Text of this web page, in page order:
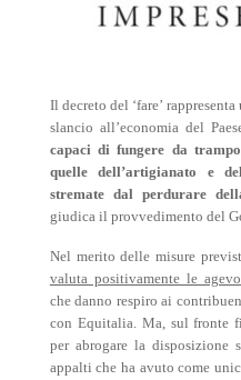
Il decreto del ‘fare’
slancio all’economia del
capaci di fungere da
quelle dell’artigianato e
stremate dal perdurare
giudica il provvedimento del
Nel merito delle misure
valuta positivamente le
che danno respiro ai
con Equitalia. Ma, sul fronte
per abrogare la disposizione
appalti che ha avuto come